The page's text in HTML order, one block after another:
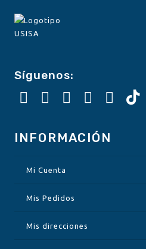
Síguenos:
INFORMACIÓN
Mi Cuenta
Mis Pedidos
Mis direcciones